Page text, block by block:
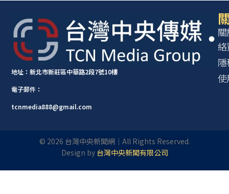
地址：新北市新莊區中華路2段7號10樓
電子郵件：
tcnmedia888@gmail.com
© 2026 台灣中央新聞網｜All Rights Reserved.
Design by 台灣中央新聞有限公司